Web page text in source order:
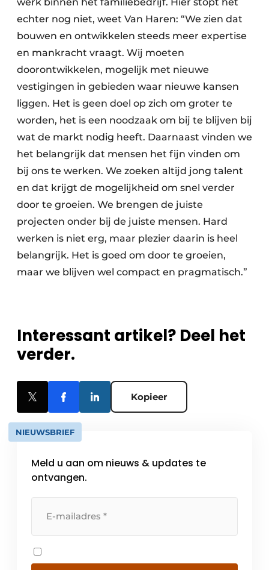
echter nog niet, weet Van ­Haren: “We zien dat
bouwen en ontwikkelen steeds meer expertise
en mankracht vraagt. Wij moeten
doorontwikkelen, mogelijk met nieuwe
vestigingen in gebieden waar nieuwe kansen
liggen. Het is geen doel op zich om groter te
worden, het is een noodzaak om bij te blijven bij
wat de markt nodig heeft. Daarnaast vinden we
het belangrijk dat mensen het fijn vinden om
bij ons te werken. We zoeken altijd jong talent
en dat krijgt de mogelijkheid om snel verder
door te groeien. We brengen de juiste
projecten onder bij de juiste mensen. Hard
werken is niet erg, maar plezier daarin is heel
belangrijk. Het is goed om door te groeien,
maar we blijven wel compact en pragmatisch.”
Interessant artikel? Deel het
verder.
Kopieer
NIEUWSBRIEF
Meld u aan om nieuws & updates te
ontvangen.